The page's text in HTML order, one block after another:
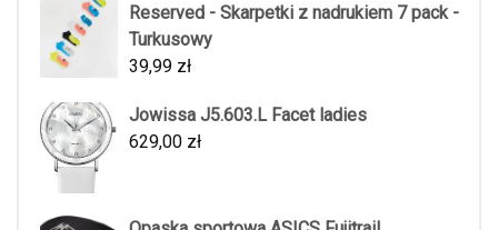
Reserved - Skarpetki z nadrukiem 7 pack -
Turkusowy
39,99 zł
Jowissa J5.603.L Facet ladies
629,00 zł